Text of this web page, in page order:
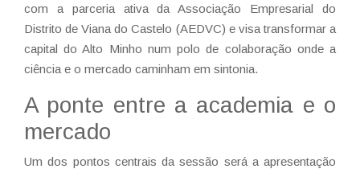
com a parceria ativa da Associação Empresarial do
Distrito de Viana do Castelo (AEDVC) e visa transformar a
capital do Alto Minho num polo de colaboração onde a
ciência e o mercado caminham em sintonia.
A ponte entre a academia e o
mercado
Um dos pontos centrais da sessão será a apresentação